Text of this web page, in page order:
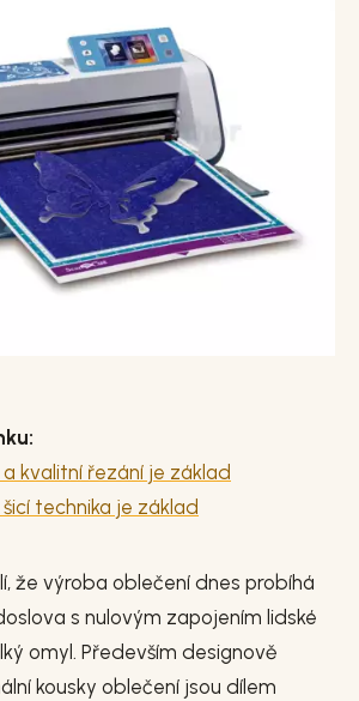
a kvalitní řezání je základ
šicí technika je základ
že výroba oblečení dnes probíhá
s nulovým zapojením lidské
omyl. Především designově
kousky oblečení jsou dílem